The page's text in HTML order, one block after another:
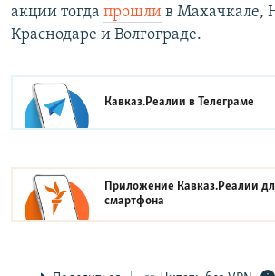
акции тогда прошли в Махачкале,
Краснодаре и Волгограде.
Кавказ.Реалии вТелеграме
Приложение Кавказ.Реалии
смартфона